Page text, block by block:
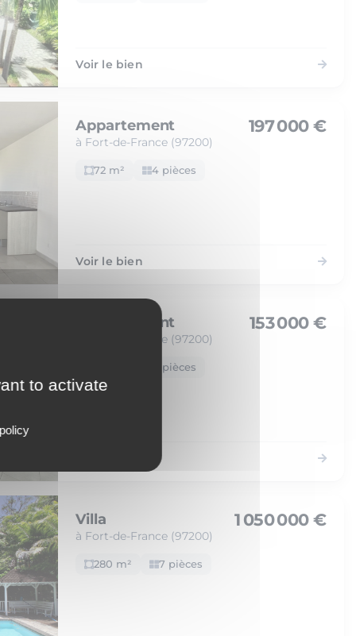
Voir le bien
Appartement
à Fort-de-France (97200)
197 000 €
72 m² 4 pièces
Voir le bien
Appartement
à Fort-de-France (97200)
153 000 €
2 pièces
Villa
à Fort-de-France (97200)
1 050 000 €
280 m² 7 pièces
to activate